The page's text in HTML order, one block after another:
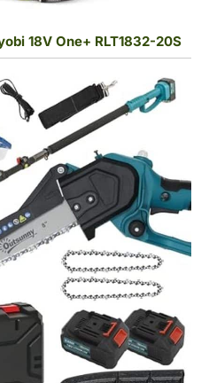
18V One+ RLT1832-20S